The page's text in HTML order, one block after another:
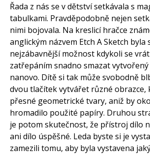
Řada z nás se v dětství setkávala s
tabulkami. Pravděpodobně nejen
nimi bojovala. Na kreslicí hračce
anglickým názvem Etch A Sketch byla
nejzábavnější možnost kdykoli se
zatřepáním snadno smazat
nanovo. Dítě si tak může svobodně
dvou tlačítek vytvářet různé obrazce,
přesné geometrické tvary, aniž by
hromadilo použité papíry. Druhou
je potom skutečnost, že přístroj dílo
ani dílo úspěšné. Leda byste si je
zamezili tomu, aby byla vystavena